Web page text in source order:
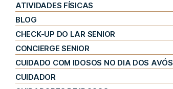
ATIVIDADES FÍSICAS
BLOG
CHECK-UP DO LAR SENIOR
CONCIERGE SENIOR
CUIDADO COM IDOSOS NO DIA DOS AVÓS
CUIDADOR